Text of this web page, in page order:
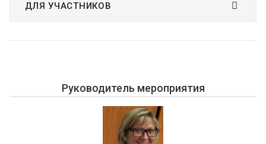
ДЛЯ УЧАСТНИКОВ
Руководитель мероприятия